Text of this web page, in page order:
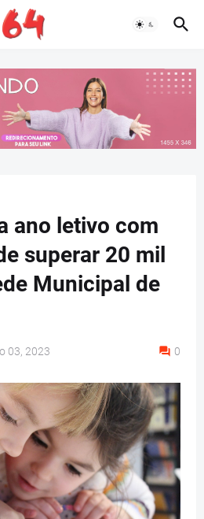
ano letivo com
superar 20 mil
Municipal de
03, 2023 0